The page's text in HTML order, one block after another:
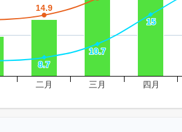
14.9
14.9
8.7
8.7
10.7
10.7
15
15
二月 三月 四月